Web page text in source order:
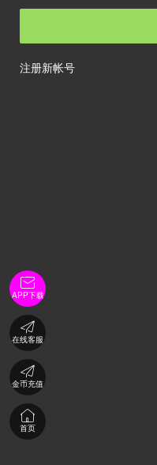
注册新帐号

APP下载

在线客服

金币充值

首页